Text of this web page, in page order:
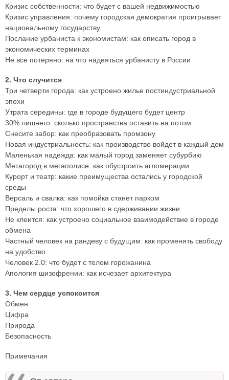
Кризис собственности: что будет с вашей недвижимостью
Кризис управления: почему городская демократия проигрывает
национальному государству
Послание урбаниста к экономистам: как описать город в
экономических терминах
Не все потеряно: на что надеяться урбанисту в России
2. Что случится
Три четверти города: как устроено жилье постиндустриальной
эпохи
Утрата середины: где в городе будущего будет центр
30% лишнего: сколько пространства оставить на потом
Снесите забор: как преобразовать промзону
Новая индустриальность: как производство войдет в каждый дом
Маленькая надежда: как малый город заменяет субурбию
Метагород в мегаполисе: как обустроить агломерации
Курорт и театр: какие преимущества остались у городской
среды
Версаль и свалка: как помойка станет парком
Пределы роста: что хорошего в сдерживании жизни
Не клеится: как устроено социальное взаимодействие в городе
обмена
Частный человек на рандеву с будущим: как променять свободу
на удобство
Человек 2.0: что будет с телом горожанина
Апология шизофрении: как исчезает архитектура
3. Чем сердце успокоится
Обмен
Цифра
Природа
Безопасность
Примечания